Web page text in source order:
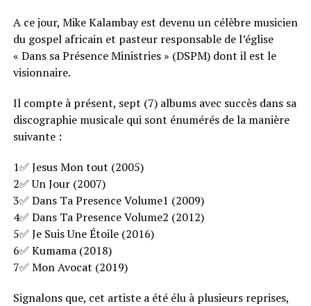
A ce jour, Mike Kalambay est devenu un célèbre musicien
du gospel africain et pasteur responsable de l’église
« Dans sa Présence Ministries » (DSPM) dont il est le
visionnaire.
Il compte à présent, sept (7) albums avec succès dans sa
discographie musicale qui sont énumérés de la manière
suivante :
1✅ Jesus Mon tout (2005)
2✅ Un Jour (2007)
3✅ Dans Ta Presence Volume1 (2009)
4✅ Dans Ta Presence Volume2 (2012)
5✅ Je Suis Une Étoile (2016)
6✅ Kumama (2018)
7✅ Mon Avocat (2019)
Signalons que, cet artiste a été élu à plusieurs reprises,